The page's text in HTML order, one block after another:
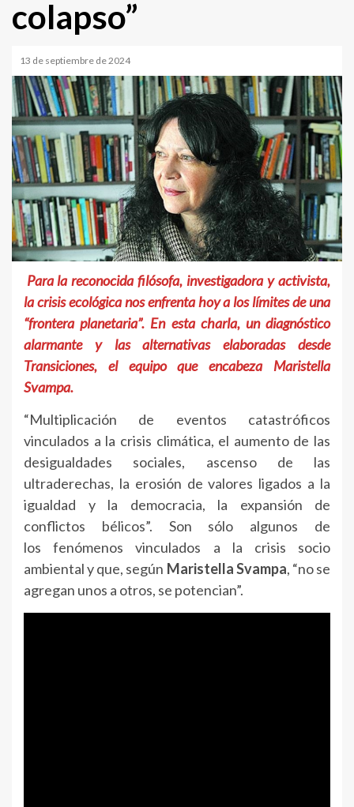
colapso”
13 de septiembre de 2024
Para la reconocida filósofa, investigadora y activista,
la crisis ecológica nos enfrenta hoy a los límites de una
“frontera planetaria”. En esta charla, un diagnóstico
alarmante y las alternativas elaboradas desde
Transiciones, el equipo que encabeza Maristella
Svampa.
“Multiplicación de eventos catastróficos
vinculados a la crisis climática, el aumento de las
desigualdades sociales, ascenso de las
ultraderechas, la erosión de valores ligados a la
igualdad y la democracia, la expansión de
conflictos bélicos”. Son sólo algunos de
los fenómenos vinculados a la crisis socio
ambiental y que, según Maristella Svampa, “no se
agregan unos a otros, se potencian”.